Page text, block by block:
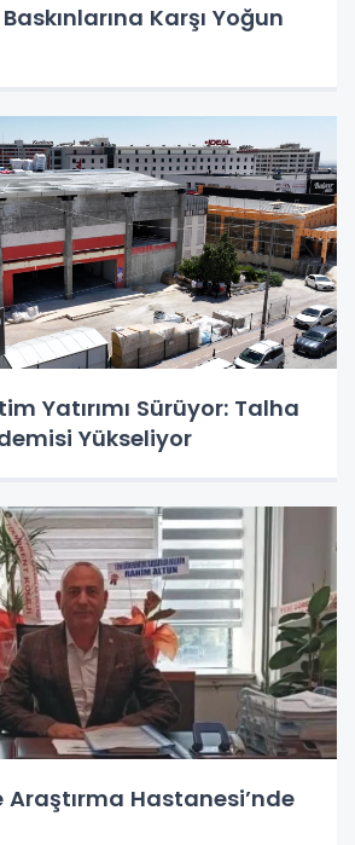
Baskınlarına Karşı Yoğun
Yatırımı Sürüyor: Talha
Yükseliyor
Araştırma Hastanesi’nde